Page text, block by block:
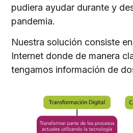
pudiera ayudar durante y
pandemia.
Nuestra solución consiste
Internet donde de manera
tengamos información de